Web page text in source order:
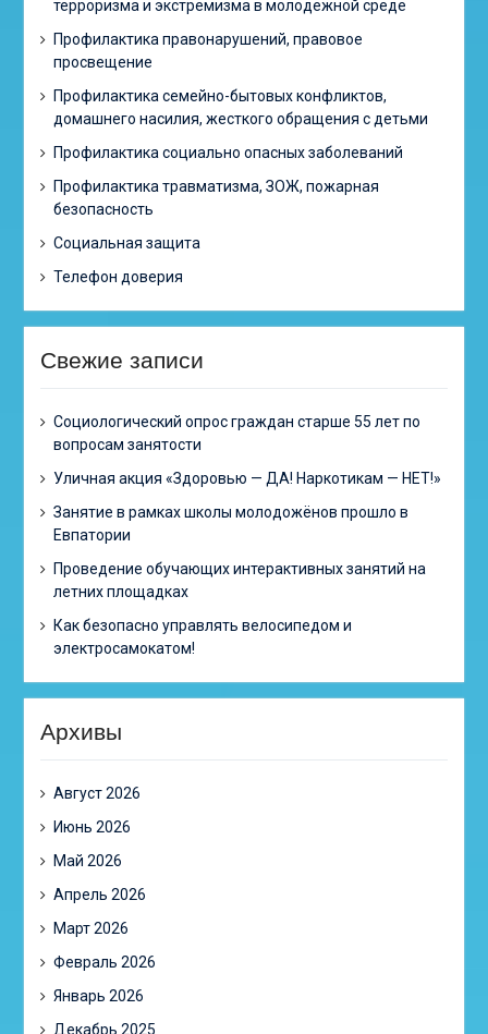
терроризма и экстремизма в молодежной среде
Профилактика правонарушений, правовое
просвещение
Профилактика семейно-бытовых конфликтов,
домашнего насилия, жесткого обращения с детьми
Профилактика социально опасных заболеваний
Профилактика травматизма, ЗОЖ, пожарная
безопасность
Социальная защита
Телефон доверия
Свежие записи
Cоциологический опрос граждан старше 55 лет по
вопросам занятости
Уличная акция «Здоровью — ДА! Наркотикам — НЕТ!»
Занятие в рамках школы молодожёнов прошло в
Евпатории
Проведение обучающих интерактивных занятий на
летних площадках
Как безопасно управлять велосипедом и
электросамокатом!
Архивы
Август 2026
Июнь 2026
Май 2026
Апрель 2026
Март 2026
Февраль 2026
Январь 2026
Декабрь 2025